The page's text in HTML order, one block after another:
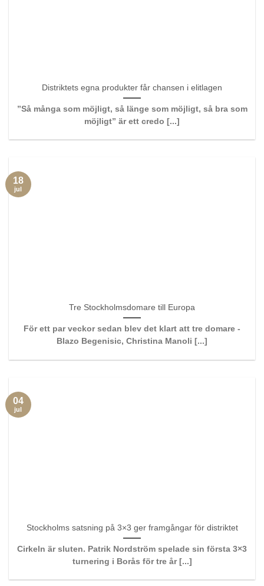
Distriktets egna produkter får chansen i elitlagen
”Så många som möjligt, så länge som möjligt, så bra som
möjligt” är ett credo [...]
Tre Stockholmsdomare till Europa
För ett par veckor sedan blev det klart att tre domare -
Blazo Begenisic, Christina Manoli [...]
18
jul
Stockholms satsning på 3×3 ger framgångar för distriktet
Cirkeln är sluten. Patrik Nordström spelade sin första 3×3
turnering i Borås för tre år [...]
04
jul